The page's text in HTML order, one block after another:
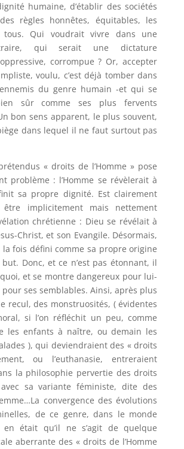
humaine, d’établir des sociétés
règles honnêtes, équitables, les
tous. Qui voudrait vivre dans une
qui serait une dictature
corrompue ? Or, accepter
voulu, c’est déjà tomber dans
du genre humain -et qui se
sûr comme ses plus fervents
bon sens apparent, le plus souvent,
dans lequel il ne faut surtout pas
« droits de l’Homme » pose
problème : l’Homme se révèlerait à
sa propre dignité. Est clairement
implicitement mais nettement
chrétienne : Dieu se révélait à
Christ, et son Evangile. Désormais,
la fois défini comme sa propre origine
Donc, et ce n’est pas étonnant, il
et se montre dangereux pour lui-
pour ses semblables. Ainsi, après plus
recul, des monstruosités, ( évidentes
si l’on réfléchit un peu, comme
les enfants à naître, ou demain les
), qui deviendraient des « droits
ou l’euthanasie, entreraient
la philosophie pervertie des droits
avec sa variante féministe, dite des
convergence des évolutions
de ce genre, dans le monde
en était qu’il ne s’agit de quelque
aberrante des « droits de l’Homme